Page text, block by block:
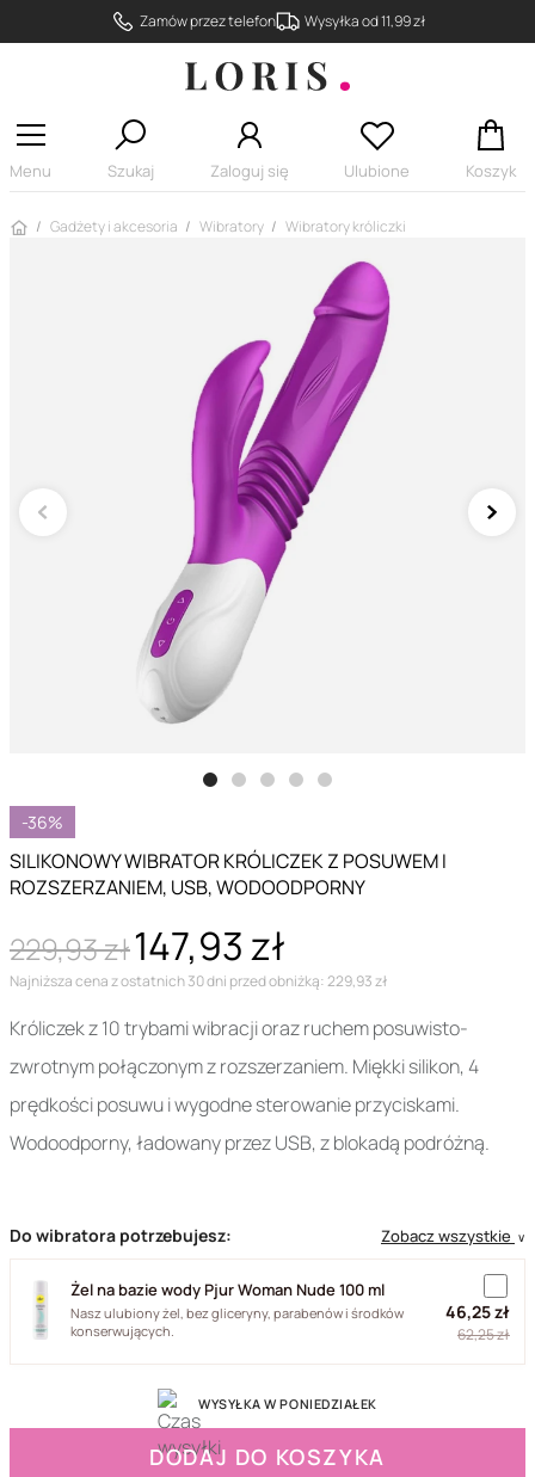
Zamów przez telefon Wysyłka od 11,99 zł
Menu Szukaj Zaloguj się Ulubione Koszyk
Strona główna
Gadżety i akcesoria Wibratory Wibratory króliczki
-36%
SILIKONOWY WIBRATOR KRÓLICZEK Z POSUWEM I
ROZSZERZANIEM, USB, WODOODPORNY
229,93 zł147,93 zł
Najniższa cena z ostatnich 30 dni przed obniżką: 229,93 zł
Króliczek z 10 trybami wibracji oraz ruchem posuwisto-
zwrotnym połączonym z rozszerzaniem. Miękki silikon, 4
prędkości posuwu i wygodne sterowanie przyciskami.
Wodoodporny, ładowany przez USB, z blokadą podróżną.
Do wibratora potrzebujesz: Zobacz wszystkie ∨
Żel na bazie wody Pjur Woman Nude 100 ml
Nasz ulubiony żel, bez gliceryny, parabenów i środków
konserwujących.
46,25 zł
62,25 zł
WYSYŁKA W PONIEDZIAŁEK
DODAJ DO KOSZYKA